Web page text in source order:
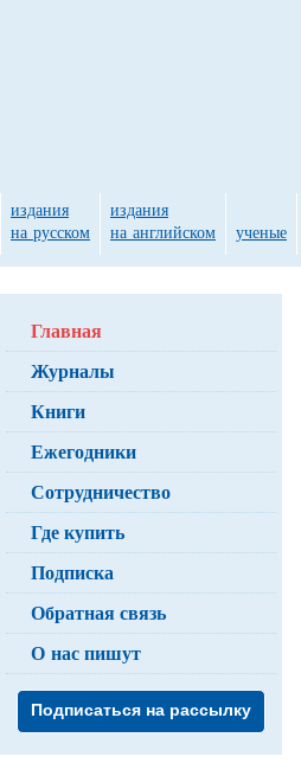
Главная
Журналы
Книги
Ежегодники
Сотрудничество
Где купить
Подписка
Обратная связь
О нас пишут
Подписаться на рассылку
издания
на русском
издания
на английском
ученые